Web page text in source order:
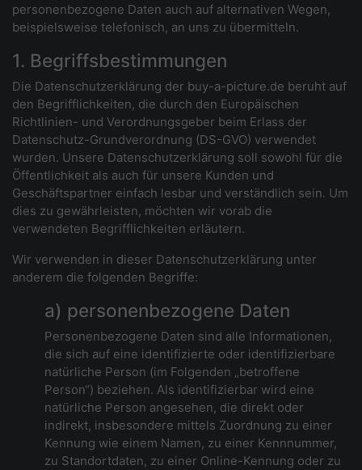
personenbezogene Daten auch auf alternativen Wegen,
beispielsweise telefonisch, an uns zu übermitteln.
1. Begriffsbestimmungen
Die Datenschutzerklärung der buy-a-picture.de beruht auf
den Begrifflichkeiten, die durch den Europäischen
Richtlinien- und Verordnungsgeber beim Erlass der
Datenschutz-Grundverordnung (DS-GVO) verwendet
wurden. Unsere Datenschutzerklärung soll sowohl für die
Öffentlichkeit als auch für unsere Kunden und
Geschäftspartner einfach lesbar und verständlich sein. Um
dies zu gewährleisten, möchten wir vorab die
verwendeten Begrifflichkeiten erläutern.
Wir verwenden in dieser Datenschutzerklärung unter
anderem die folgenden Begriffe:
a) personenbezogene Daten
Personenbezogene Daten sind alle Informationen,
die sich auf eine identifizierte oder identifizierbare
natürliche Person (im Folgenden „betroffene
Person“) beziehen. Als identifizierbar wird eine
natürliche Person angesehen, die direkt oder
indirekt, insbesondere mittels Zuordnung zu einer
Kennung wie einem Namen, zu einer Kennnummer,
zu Standortdaten, zu einer Online-Kennung oder zu